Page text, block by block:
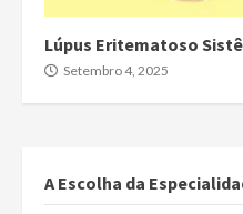
Lúpus Eritematoso
Setembro 4, 2025
A Escolha da